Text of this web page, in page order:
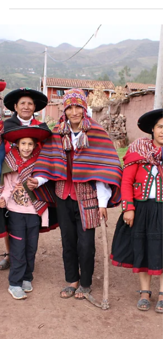
קוסקו הקסומה, מה ניתן לספר על העיר שהכול
דובר בה, כתרים הונחו לראשה ותארי חן ויופי
ניתנו לה בהיותה טבור העולם ועיר הבירה של
דרום אמריקה....